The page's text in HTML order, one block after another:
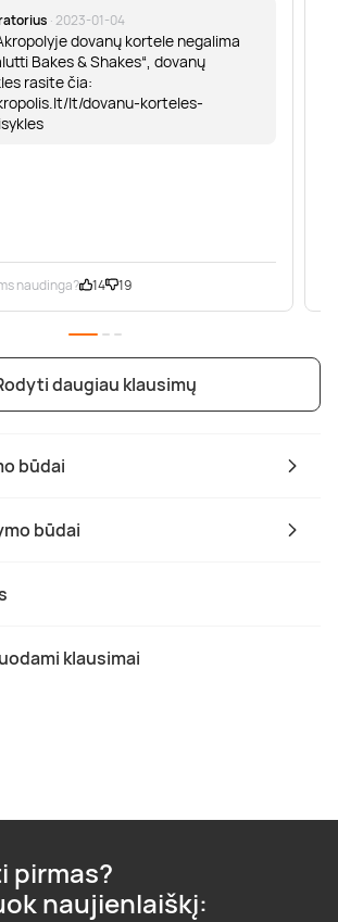
būdai
būdai
klausimai
· 2023-01-04
dovanų kortele negalima
Bakes & Shakes“, dovanų
rasite čia:
lt/dovanu-korteles-
naudinga? 14 19
daugiau klausimų
pirmas?
naujienlaiškį: